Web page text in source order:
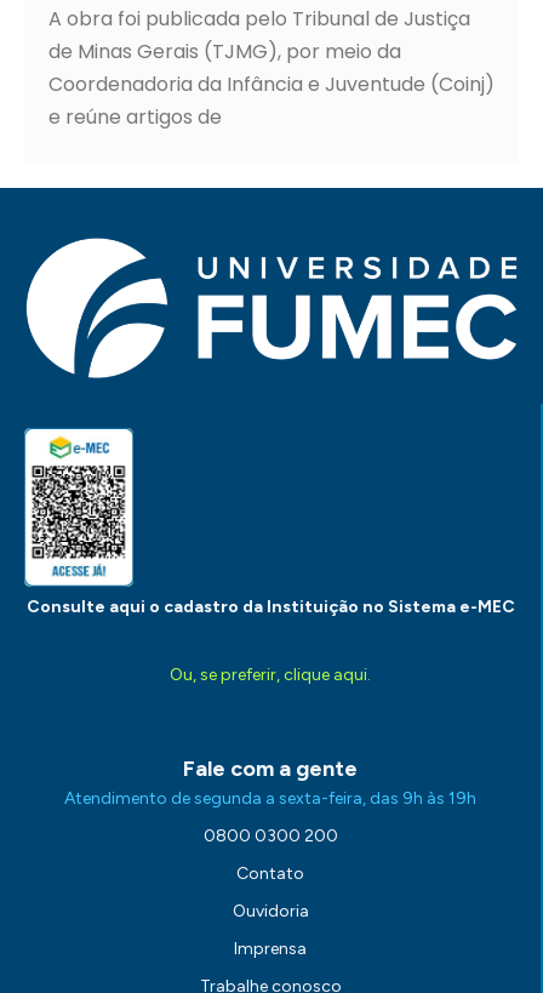
A obra foi publicada pelo Tribunal de Justiça
de Minas Gerais (TJMG), por meio da
Coordenadoria da Infância e Juventude (Coinj)
e reúne artigos de
Consulte aqui o cadastro da Instituição no Sistema e-MEC
Ou, se preferir, clique aqui.
Fale com a gente
Atendimento de segunda a sexta-feira, das 9h às 19h
0800 0300 200
Contato
Ouvidoria
Imprensa
Trabalhe conosco